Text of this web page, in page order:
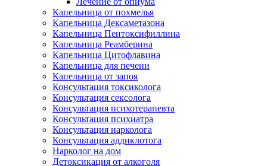
Капельница от похмелья
Капельница Дексаметазона
Капельница Пентоксифиллина
Капельница Реамберина
Капельница Цитофлавина
Капельница для печени
Капельница от запоя
Консультация токсиколога
Консультация сексолога
Консультация психотерапевта
Консультация психиатра
Консультация нарколога
Консультация аддиклотога
Нарколог на дом
Детоксикация от алкоголя